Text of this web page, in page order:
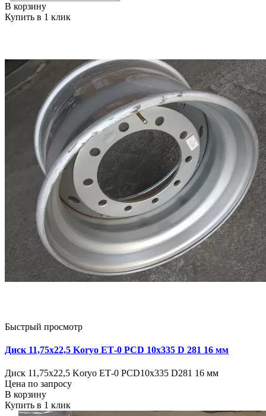
В корзину
Купить в 1 клик
Быстрый просмотр
Диск 11,75х22,5 Koryo ЕТ-0 PCD 10х335 D 281 16 мм
Диск 11,75х22,5 Koryo ЕТ-0 PCD10х335 D281 16 мм
Цена по запросу
В корзину
Купить в 1 клик